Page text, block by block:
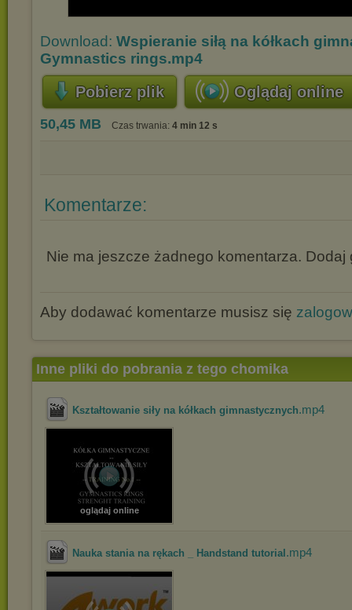
Download: Wspieranie siłą na kółkach
Gymnastics rings.mp4
Pobierz plik Oglądaj online
50,45 MB Czas trwania: 4 min 12 s
Komentarze:
Nie ma jeszcze żadnego komentarza. Dodaj
Aby dodawać komentarze musisz się
Inne pliki do pobrania z tego chomika
Kształtowanie siły na kółkach gimnastycznych.mp4
oglądaj online
Nauka stania na rękach _ Handstand tutorial .mp4